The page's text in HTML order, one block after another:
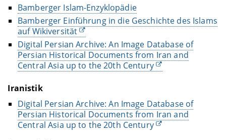
Bamberger Islam-Enzyklopädie
Bamberger Einführung in die Geschichte des Islams
auf Wikiversität
Digital Persian Archive: An Image Database of
Persian Historical Documents from Iran and
Central Asia up to the 20th Century
Iranistik
Digital Persian Archive: An Image Database of
Persian Historical Documents from Iran and
Central Asia up to the 20th Century